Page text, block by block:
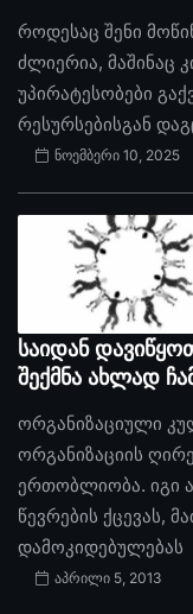
როდესაც შენი
ძლიერია, მაშინაც
უპირატესობები
რესურსებისგან
ნოემბერი 10, 2025
საიდან
შექმნა ახლად
ორგანიზაციული
ორგანიზაციის
ერთობლიობა. იგი
წევრების ქცევას,
დამოკიდებულებას
აპრილი 5, 2013